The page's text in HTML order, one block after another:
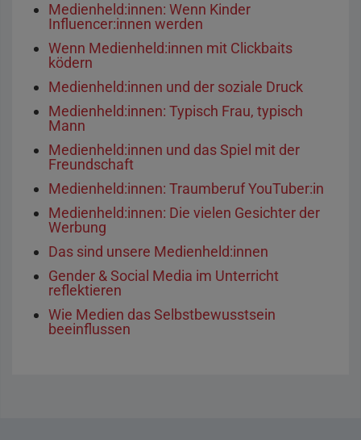
Medienheld:innen: Wenn Kinder
Influencer:innen werden
Wenn Medienheld:innen mit Clickbaits
ködern
Medienheld:innen und der soziale Druck
Medienheld:innen: Typisch Frau, typisch
Mann
Medienheld:innen und das Spiel mit der
Freundschaft
Medienheld:innen: Traumberuf YouTuber:in
Medienheld:innen: Die vielen Gesichter der
Werbung
Das sind unsere Medienheld:innen
Gender & Social Media im Unterricht
reflektieren
Wie Medien das Selbstbewusstsein
beeinflussen